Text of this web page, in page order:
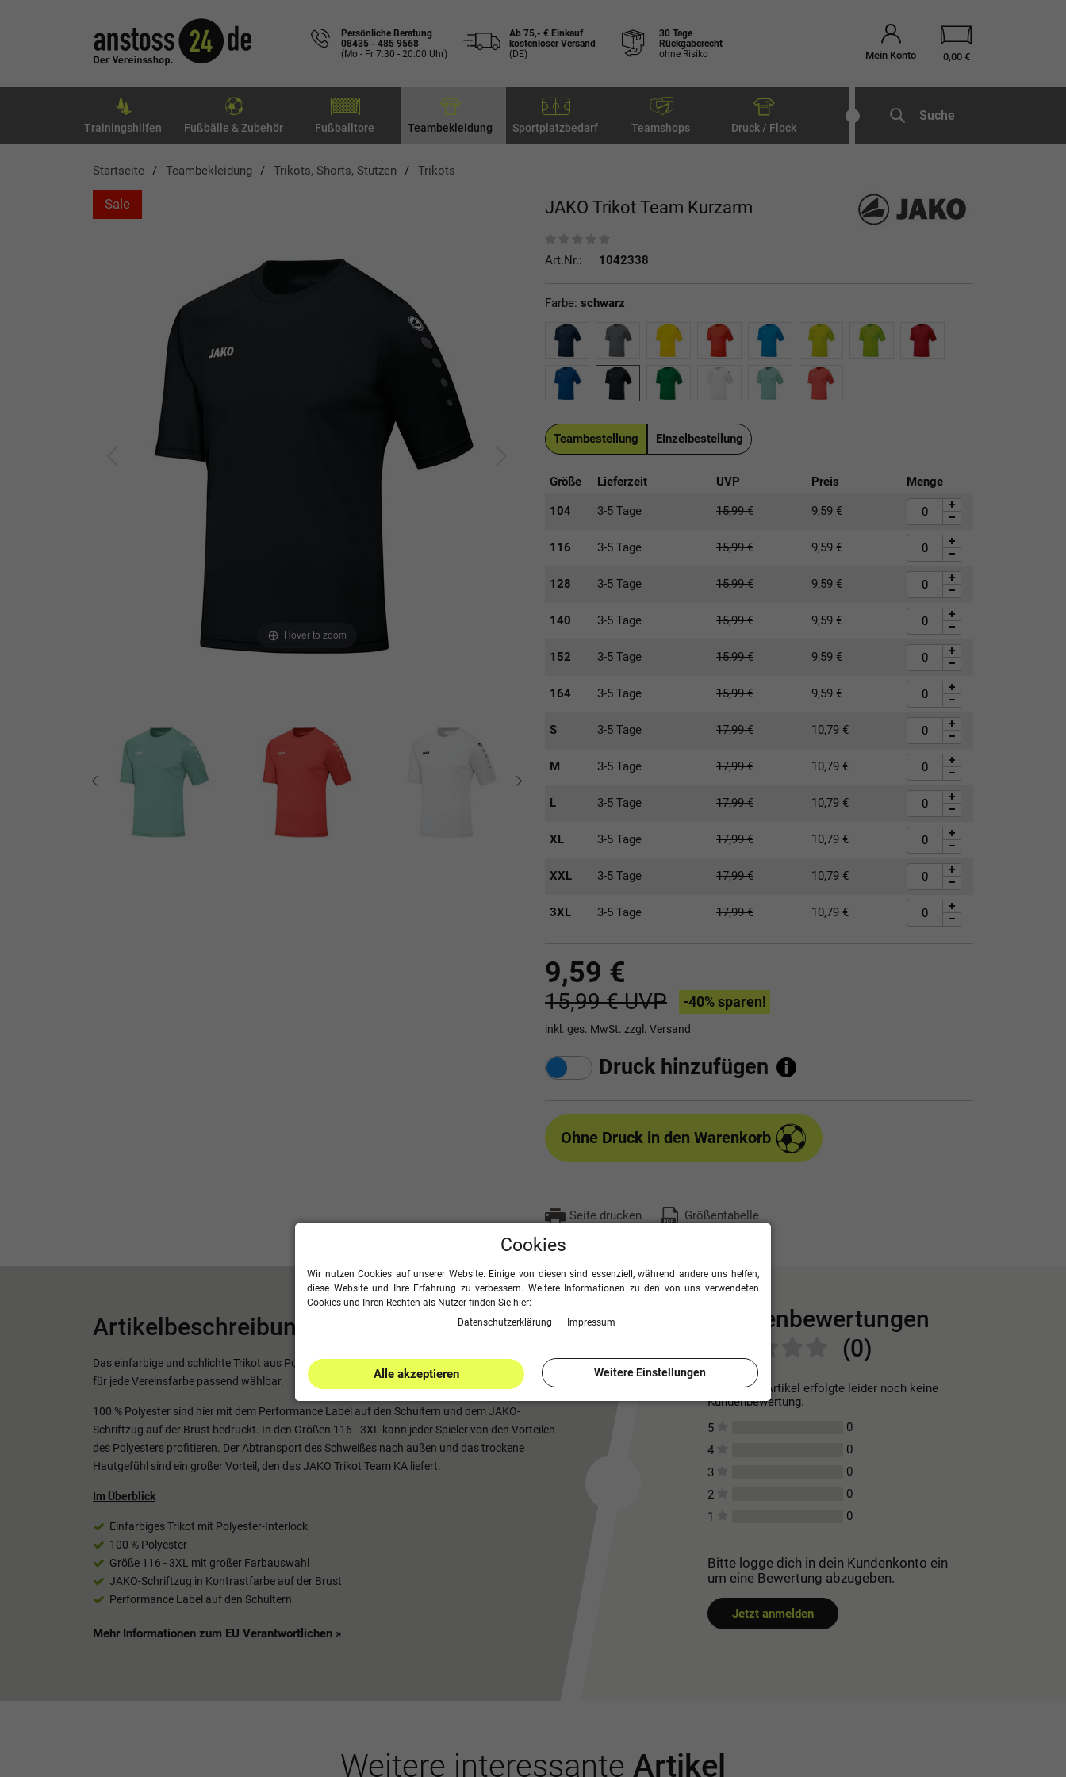
Persönliche Beratung
08435 - 485 9568
(Mo - Fr 7:30 - 20:00 Uhr)
Ab 75,- € Einkauf
kostenloser Versand
(DE)
30 Tage
Rückgaberecht
ohne Risiko
Mein Konto 0,00 €
Trainingshilfen Fußbälle & Zubehör Fußballtore Teambekleidung Sportplatzbedarf Teamshops Druck / Flock
Suche
Startseite Teambekleidung Trikots, Shorts, Stutzen Trikots
Sale
Hover to zoom
JAKO Trikot Team Kurzarm
Art.Nr.: 1042338
Farbe: schwarz
Teambestellung Einzelbestellung
Größe Lieferzeit UVP Preis Menge
104 3-5 Tage 15,99€ 9,59 €
116 3-5 Tage 15,99€ 9,59 €
128 3-5 Tage 15,99€ 9,59 €
140 3-5 Tage 15,99€ 9,59 €
152 3-5 Tage 15,99€ 9,59 €
164 3-5 Tage 15,99€ 9,59 €
S 3-5 Tage 17,99€ 10,79 €
M 3-5 Tage 17,99€ 10,79 €
L 3-5 Tage 17,99€ 10,79 €
XL 3-5 Tage 17,99€ 10,79 €
XXL 3-5 Tage 17,99€ 10,79 €
3XL 3-5 Tage 17,99€ 10,79 €
9,59 €
15,99 €UVP -40% sparen!
inkl. ges. MwSt. zzgl. Versand
Druck hinzufügen
Ohne Druckin den Warenkorb
Seite drucken Größentabelle
Artikelbeschreibung
Das einfarbige und schlichte Trikot aus Polyester-Interlock ist dank seiner großen Farbauswahl
für jede Vereinsfarbe passend wählbar.
100 % Polyester sind hier mit dem Performance Label auf den Schultern und dem JAKO-
Schriftzug auf der Brust bedruckt. In den Größen 116 - 3XL kann jeder Spieler von den Vorteilen
des Polyesters profitieren. Der Abtransport des Schweißes nach außen und das trockene
Hautgefühl sind ein großer Vorteil, den das JAKO Trikot Team KA liefert.
Im Überblick
Einfarbiges Trikot mit Polyester-Interlock
100 % Polyester
Größe 116 - 3XL mit großer Farbauswahl
JAKO-Schriftzug in Kontrastfarbe auf der Brust
Performance Label auf den Schultern
Mehr Informationen zum EU Verantwortlichen »
Kundenbewertungen
(0)
Für diesen Artikel erfolgte leider noch keine
Kundenbewertung.
5
0
4
0
3
0
2
0
1
0
Bitte logge dich in dein Kundenkonto ein
um eine Bewertung abzugeben.
Jetzt anmelden
Weitere interessante Artikel
Cookies
Wir nutzen Cookies auf unserer Website. Einige von diesen sind essenziell, während andere uns helfen,
diese Website und Ihre Erfahrung zu verbessern. Weitere Informationen zu den von uns verwendeten
Cookies und Ihren Rechten als Nutzer finden Sie hier:
Daten­schutz­erklärung
Impressum
Alle akzeptieren Weitere Einstellungen